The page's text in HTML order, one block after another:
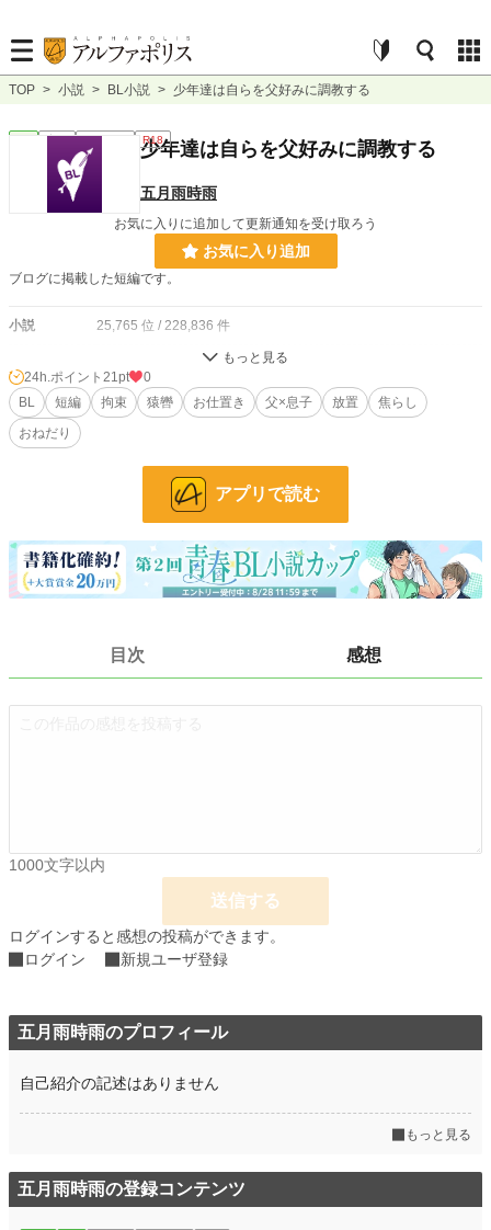
TOP > 小説 > BL小説 > 少年達は自らを父好みに調教する
完結 ｼｮｰﾄｼｮｰﾄ R18
少年達は自らを父好みに調教する
五月雨時雨
お気に入りに追加して更新通知を受け取ろう
お気に入り追加
ブログに掲載した短編です。
小説 25,765 位 / 228,836 件
6,609 位 / 31,436 件
お気に入り 35
24h.ポイント
2021.01.07 21:09
初回公開日時 2021.01.07 21:09
初回完結日時 2021.01.07 21:09
年間ポイント 6,838 pt (39,068 位)
24h.ポイント 21pt
0
BL
短編 拘束 猿轡 お仕置き 父×息子 放置
焦らし
おねだり
アプリで読む
目次 感想
1000文字以内
送信する
ログインすると感想の投稿ができます。
ログイン
新規ユーザ登録
五月雨時雨のプロフィール
自己紹介の記述はありません
もっと見る
五月雨時雨の登録コンテンツ